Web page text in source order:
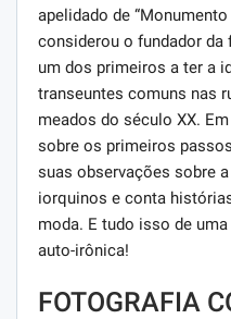
apelidado de
considerou o fundador
um dos primeiros a ter a
transeuntes comuns nas
meados do século XX.
sobre os primeiros
suas observações sobre
iorquinos e conta
moda. E tudo isso de
auto-irônica!
FOTOGRAFIA